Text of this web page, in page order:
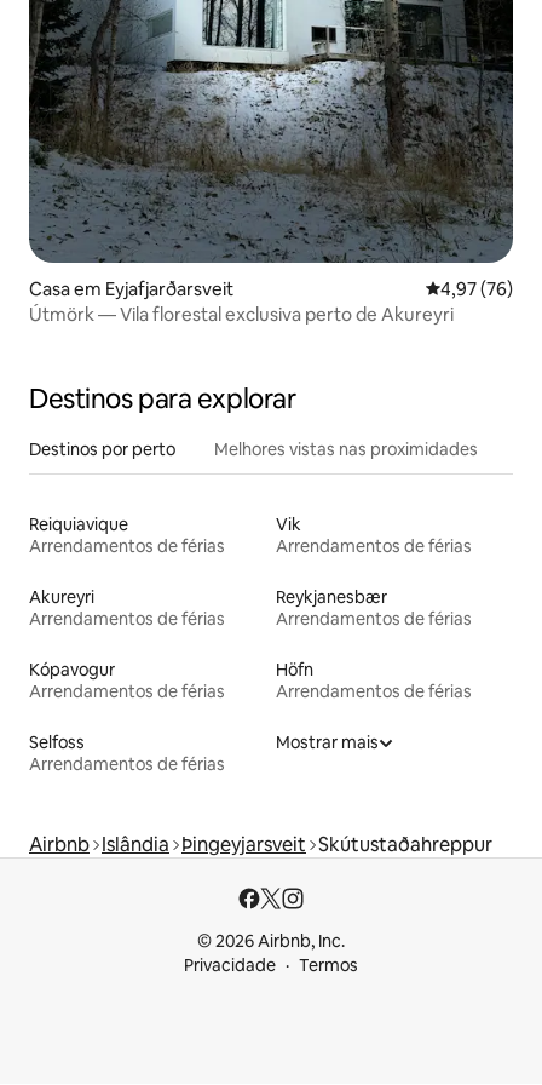
Casa em Eyjafjarðarsveit Classificação
4,97 (76)
Útmörk — Vila florestal exclusiva perto de Akureyri
Destinos para explorar
Destinos por perto Melhores vistas nas proximidades
Reiquiavique
Arrendamentos de férias
Vik
Arrendamentos de férias
Akureyri
Arrendamentos de férias
Reykjanesbær
Arrendamentos de férias
Kópavogur
Arrendamentos de férias
Höfn
Arrendamentos de férias
Selfoss
Arrendamentos de férias
Mostrar mais
Airbnb Islândia Þingeyjarsveit Skútustaðahreppur
© 2026 Airbnb, Inc.
Privacidade
Termos